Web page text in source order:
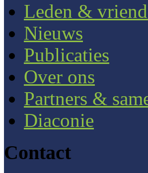
Leden &
Nieuws
Publicaties
Over ons
Partners &
Diaconie
Contact